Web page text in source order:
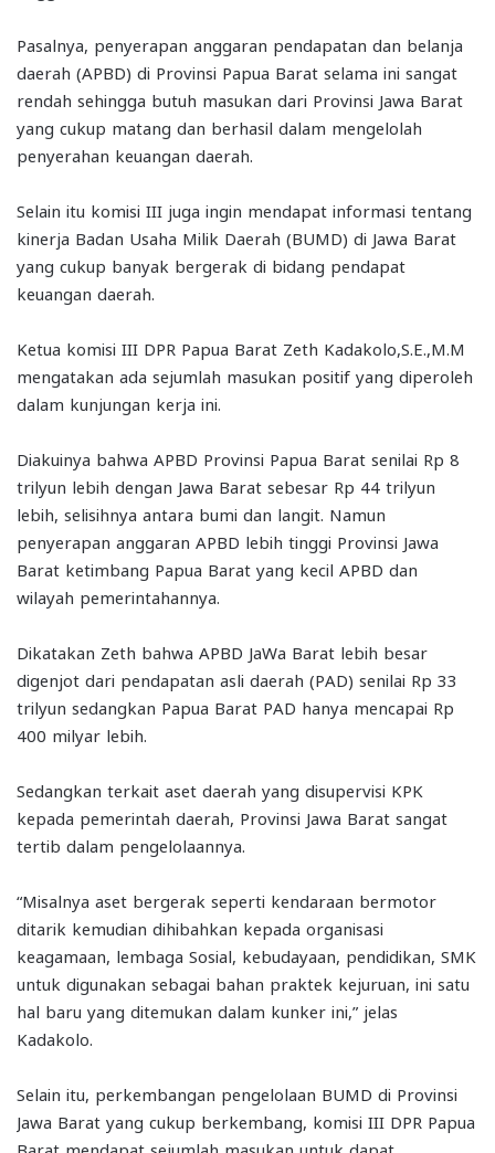
Pasalnya, penyerapan anggaran pendapatan dan belanja
daerah (APBD) di Provinsi Papua Barat selama ini sangat
rendah sehingga butuh masukan dari Provinsi Jawa Barat
yang cukup matang dan berhasil dalam mengelolah
penyerahan keuangan daerah.
Selain itu komisi III juga ingin mendapat informasi tentang
kinerja Badan Usaha Milik Daerah (BUMD) di Jawa Barat
yang cukup banyak bergerak di bidang pendapat
keuangan daerah.
Ketua komisi III DPR Papua Barat Zeth Kadakolo,S.E.,M.M
mengatakan ada sejumlah masukan positif yang diperoleh
dalam kunjungan kerja ini.
Diakuinya bahwa APBD Provinsi Papua Barat senilai Rp 8
trilyun lebih dengan Jawa Barat sebesar Rp 44 trilyun
lebih, selisihnya antara bumi dan langit. Namun
penyerapan anggaran APBD lebih tinggi Provinsi Jawa
Barat ketimbang Papua Barat yang kecil APBD dan
wilayah pemerintahannya.
Dikatakan Zeth bahwa APBD JaWa Barat lebih besar
digenjot dari pendapatan asli daerah (PAD) senilai Rp 33
trilyun sedangkan Papua Barat PAD hanya mencapai Rp
400 milyar lebih.
Sedangkan terkait aset daerah yang disupervisi KPK
kepada pemerintah daerah, Provinsi Jawa Barat sangat
tertib dalam pengelolaannya.
“Misalnya aset bergerak seperti kendaraan bermotor
ditarik kemudian dihibahkan kepada organisasi
keagamaan, lembaga Sosial, kebudayaan, pendidikan, SMK
untuk digunakan sebagai bahan praktek kejuruan, ini satu
hal baru yang ditemukan dalam kunker ini,” jelas
Kadakolo.
Selain itu, perkembangan pengelolaan BUMD di Provinsi
Jawa Barat yang cukup berkembang, komisi III DPR Papua
Barat mendapat sejumlah masukan untuk dapat